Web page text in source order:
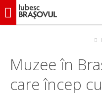
iubescbraşovul.ro
Muzee în
care încep